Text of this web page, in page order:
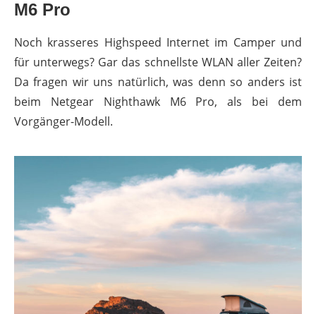
M6 Pro
Noch krasseres Highspeed Internet im Camper und
für unterwegs? Gar das schnellste WLAN aller Zeiten?
Da fragen wir uns natürlich, was denn so anders ist
beim Netgear Nighthawk M6 Pro, als bei dem
Vorgänger-Modell.